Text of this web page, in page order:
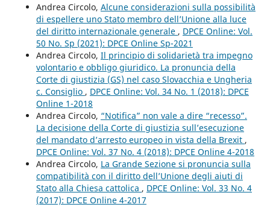
Andrea Circolo, Alcune considerazioni sulla possibilità
di espellere uno Stato membro dell’Unione alla luce
del diritto internazionale generale , DPCE Online: Vol.
50 No. Sp (2021): DPCE Online Sp-2021
Andrea Circolo, Il principio di solidarietà tra impegno
volontario e obbligo giuridico. La pronuncia della
Corte di giustizia (GS) nel caso Slovacchia e Ungheria
c. Consiglio , DPCE Online: Vol. 34 No. 1 (2018): DPCE
Online 1-2018
Andrea Circolo, “Notifica” non vale a dire “recesso”.
La decisione della Corte di giustizia sull’esecuzione
del mandato d’arresto europeo in vista della Brexit ,
DPCE Online: Vol. 37 No. 4 (2018): DPCE Online 4-2018
Andrea Circolo, La Grande Sezione si pronuncia sulla
compatibilità con il diritto dell’Unione degli aiuti di
Stato alla Chiesa cattolica , DPCE Online: Vol. 33 No. 4
(2017): DPCE Online 4-2017